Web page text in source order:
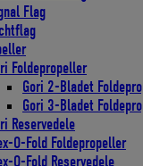
Flag
Foldepropeller
Gori 2-Bladet
Gori 3-Bladet
Reservedele
O-Fold Foldepropeller
O-Fold Reservedele